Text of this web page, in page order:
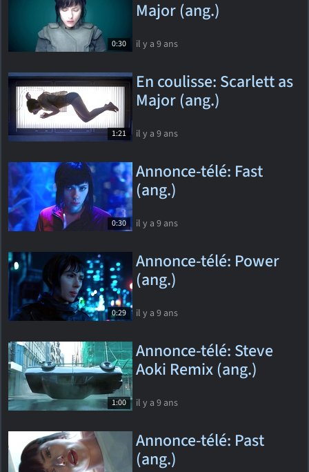
0:30
Major (ang.)
il y a 9 ans
1:21
En coulisse: Scarlett as
Major (ang.)
il y a 9 ans
0:30
Annonce-télé: Fast
(ang.)
il y a 9 ans
0:29
Annonce-télé: Power
(ang.)
il y a 9 ans
1:00
Annonce-télé: Steve
Aoki Remix (ang.)
il y a 9 ans
Annonce-télé: Past
(ang.)